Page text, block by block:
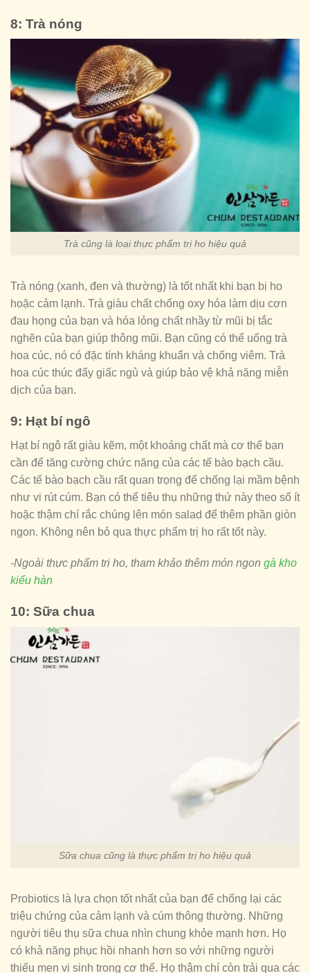
8: Trà nóng
Trà cũng là loại thực phẩm trị ho hiệu quả
Trà nóng (xanh, đen và thường) là tốt nhất khi bạn bị ho
hoặc cảm lạnh. Trà giàu chất chống oxy hóa làm dịu cơn
đau họng của bạn và hóa lỏng chất nhầy từ mũi bị tắc
nghẽn của bạn giúp thông mũi. Bạn cũng có thể uống trà
hoa cúc, nó có đặc tính kháng khuẩn và chống viêm. Trà
hoa cúc thúc đẩy giấc ngủ và giúp bảo vệ khả năng miễn
dịch của bạn.
9: Hạt bí ngô
Hạt bí ngô rất giàu kẽm, một khoáng chất mà cơ thể bạn
cần để tăng cường chức năng của các tế bào bạch cầu.
Các tế bào bạch cầu rất quan trọng để chống lại mầm bệnh
như vi rút cúm. Bạn có thể tiêu thụ những thứ này theo số ít
hoặc thậm chí rắc chúng lên món salad để thêm phần giòn
ngon. Không nên bỏ qua thực phẩm trị ho rất tốt này.
-Ngoài thực phẩm trị ho, tham khảo thêm món ngon gà kho
kiểu hàn
10: Sữa chua
Sữa chua cũng là thực phẩm trị ho hiệu quả
Probiotics là lựa chọn tốt nhất của bạn để chống lại các
triệu chứng của cảm lạnh và cúm thông thường. Những
người tiêu thụ sữa chua nhìn chung khỏe mạnh hơn. Họ
có khả năng phục hồi nhanh hơn so với những người
thiếu men vi sinh trong cơ thể. Họ thậm chí còn trải qua các